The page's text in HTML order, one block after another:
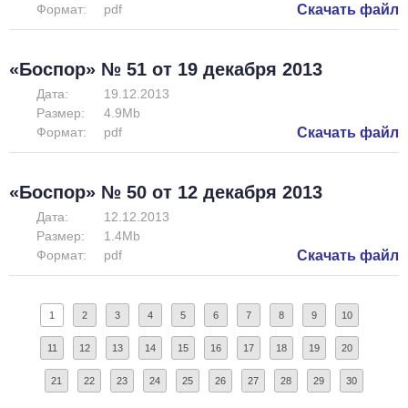
Формат:
pdf Скачать файл
«Боспор» № 51 от 19 декабря 2013
Дата:
19.12.2013
Размер:
4.9Mb
Формат:
pdf Скачать файл
«Боспор» № 50 от 12 декабря 2013
Дата:
12.12.2013
Размер:
1.4Mb
Формат:
pdf Скачать файл
1 2 3 4 5 6 7 8 9 10
11 12 13 14 15 16 17 18 19 20
21 22 23 24 25 26 27 28 29 30